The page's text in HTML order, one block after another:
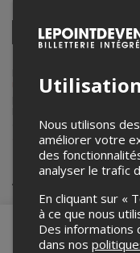
Facebook LinkedinPinterest
Universitydans le cadre
contacter l’organisateur
Achat de
Nous utilisons
améliorer votre
des
analyser le trafic
En cliquant sur «
à ce que nous
Des informations
dans nos